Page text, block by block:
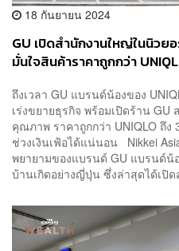
18 กันยายน 2024
GU เปิดสำนักงานใหญ่ในนิวย
มั่นใจสินค้าราคาถูกกว่า
ถึงเวลา GU แบรนด์น้องของ
เร่งขยายธุรกิจ พร้อมเปิดร้าน
คุณภาพ ราคาถูกกว่า UNIQLO ถึง
ช่วงเงินเฟ้อได้แน่นอน Nikkei
พยายามของแบรนด์ GU แบรนด์น้
บ้านเกิดอย่างญี่ปุ่น ซึ่งล่าสุดได้เปิด